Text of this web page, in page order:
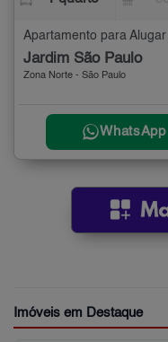
Jardim São Paulo
Zona Norte - São Paulo
WhatsApp
Imóveis em Destaque